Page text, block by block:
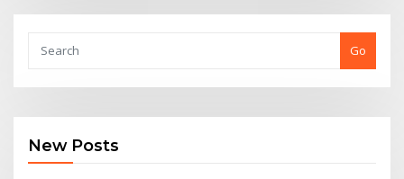
Go
New Posts